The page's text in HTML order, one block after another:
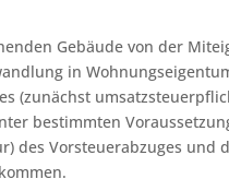
Gebäude von der
in
(zunächst
bestimmten
des Vorsteuerabzuges und